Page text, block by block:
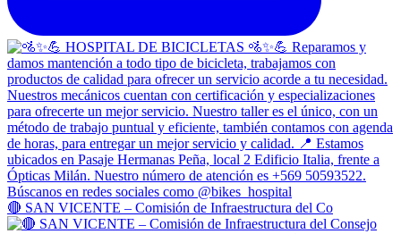
🔴 SAN VICENTE – Comisión de Infraestructura del Co